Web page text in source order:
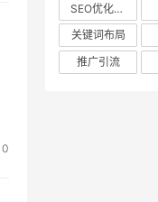
0
SEO优化规划
关键词布局
推广引流